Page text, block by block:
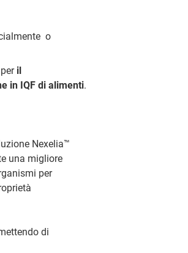
o
il
in IQF di alimenti.
Nexelia™
una migliore
per
di